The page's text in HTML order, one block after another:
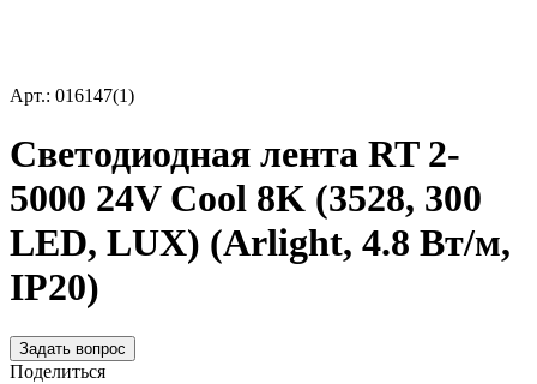
Арт.: 016147(1)
Светодиодная лента RT 2-
5000 24V Cool 8K (3528, 300
LED, LUX) (Arlight, 4.8 Вт/м,
IP20)
Задать вопрос
Поделиться